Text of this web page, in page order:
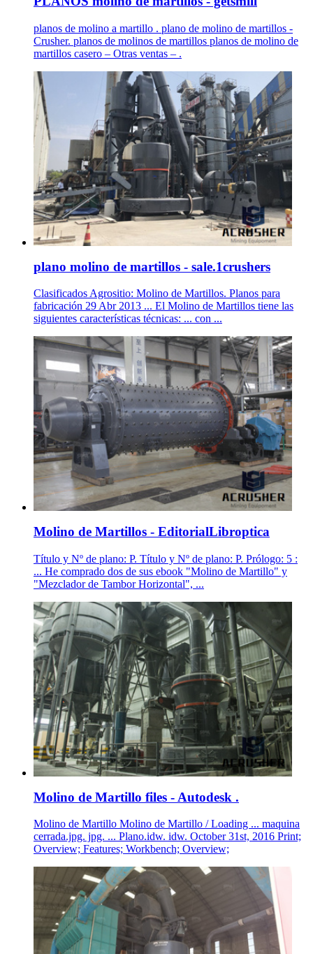
planos de molino a martillo . plano de molino de martillos -
Crusher. planos de molinos de martillos planos de molino de
martillos casero – Otras ventas – .
plano molino de martillos - sale.1crushers
Clasificados Agrositio: Molino de Martillos. Planos para
fabricación 29 Abr 2013 ... El Molino de Martillos tiene las
siguientes características técnicas: ... con ...
Molino de Martillos - EditorialLibroptica
Título y Nº de plano: P. Título y Nº de plano: P. Prólogo: 5 :
... He comprado dos de sus ebook "Molino de Martillo" y
"Mezclador de Tambor Horizontal", ...
Molino de Martillo files - Autodesk .
Molino de Martillo Molino de Martillo / Loading ... maquina
cerrada.jpg. jpg. ... Plano.idw. idw. October 31st, 2016 Print;
Overview; Features; Workbench; Overview;